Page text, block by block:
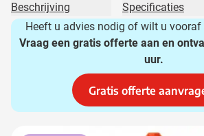
Beschrijving Specificaties
Heeft u advies nodig of wilt u vooraf
Vraag een gratis offerte aan en
uur.
Gratis offerte
Hoofdafbeelding
Klik om afbeelding op volledig scherm